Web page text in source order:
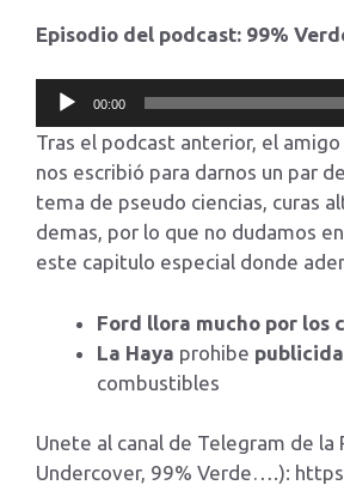
Episodio del podcast: 99%
Reproductor
de
audio
00:00
Tras el podcast anterior, el
nos escribió para darnos un par
tema de pseudo ciencias, curas
demas, por lo que no dudamos
este capitulo especial donde
Ford llora mucho por los
La Haya prohibe
combustibles
Unete al canal de Telegram de la
Undercover, 99% Verde….):